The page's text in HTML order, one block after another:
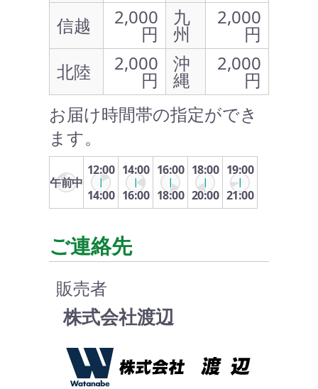
信越
2,000
円
九
州
2,000
円
北陸
2,000
円
沖
縄
2,000
円
お届け時間帯の指定ができ
ます。
午前中
12:00
14:00
14:00
16:00
16:00
18:00
18:00
20:00
19:00
21:00
ご連絡先
販売者
株式会社渡辺